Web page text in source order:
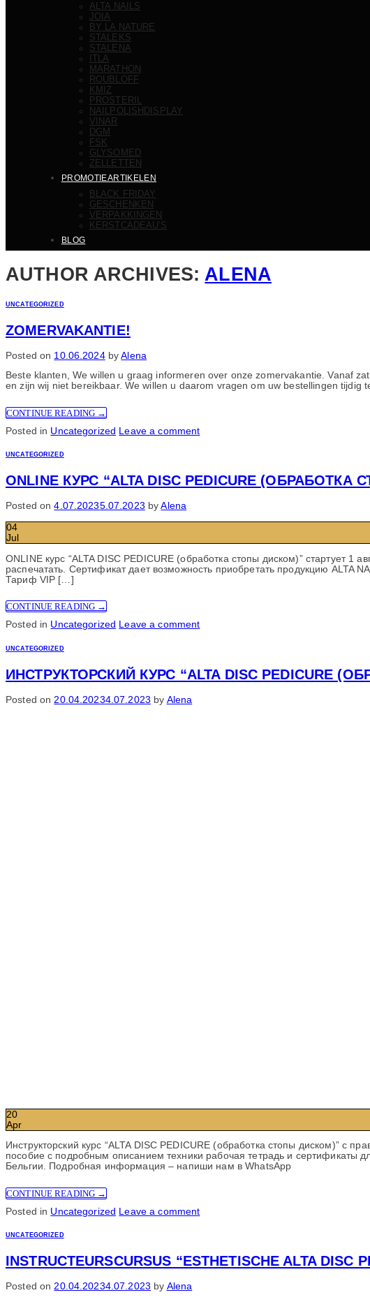
ALTA NAILS
JOIA
BY LA NATURE
STALEKS
STALENA
ITLA
MARATHON
ROUBLOFF
KMIZ
PROSTERIL
NAILPOLISHDISPLAY
VINAR
DGM
FSK
GLYSOMED
ZELLETTEN
PROMOTIEARTIKELEN
BLACK FRIDAY
GESCHENKEN
VERPAKKINGEN
KERSTCADEAU’S
BLOG
AUTHOR ARCHIVES:ALENA
UNCATEGORIZED
ZOMERVAKANTIE!
Posted on 10.06.2024 byAlena
Beste klanten, We willen u graag informeren over onze zomervakantie. Vanaf
en zijn wij niet bereikbaar. We willen u daarom vragen om uw bestellingen
CONTINUE READING →
Posted in Uncategorized Leave a comment
UNCATEGORIZED
ONLINE КУРС “ALTA DISC PEDICURE
Posted on4.07.20235.07.2023 byAlena
04
Jul
ONLINE курс “ALTA DISC PEDICURE (обработка стопы диском)” стартует
распечатать. Сертификат дает возможность приобретать продукцию ALTA
Тариф VIP […]
CONTINUE READING →
Posted in Uncategorized Leave a comment
UNCATEGORIZED
ИНСТРУКТОРСКИЙ КУРС “ALTA DISC PEDICURE
Posted on 20.04.20234.07.2023 by Alena
20
Apr
Инструкторский курс “ALTA DISC PEDICURE (обработка стопы диском)” с
пособие с подробным описанием техники рабочая тетрадь и сертификаты
Бельгии. Подробная информация – напиши нам в WhatsApp
CONTINUE READING →
Posted in Uncategorized Leave a comment
UNCATEGORIZED
INSTRUCTEURSCURSUS “ESTHETISCHE ALTA DISC
Posted on20.04.20234.07.2023 by Alena